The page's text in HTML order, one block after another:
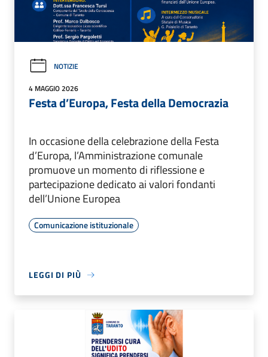
NOTIZIE
4 MAGGIO 2026
Festa d’Europa, Festa della Democrazia
In occasione della celebrazione della Festa
d’Europa, l’Amministrazione comunale
promuove un momento di riflessione e
partecipazione dedicato ai valori fondanti
dell’Unione Europea
Comunicazione istituzionale
LEGGI DI PIÙ